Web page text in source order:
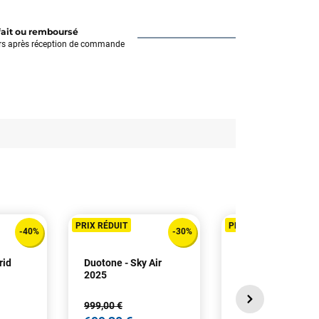
ou remboursé
après réception de commande
-40%
PRIX RÉDUIT
-30%
Duotone - Sky Air
2025
999,00 €
PRIX RÉDUIT
1 599,00 €